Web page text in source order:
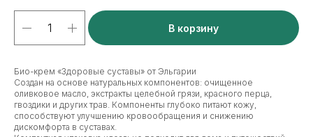
В корзину
Био-крем «Здоровые суставы» от Эльгарии
Создан на основе натуральных компонентов: очищенное
оливковое масло, экстракты целебной грязи, красного перца,
гвоздики и других трав. Компоненты глубоко питают кожу,
способствуют улучшению кровообращения и снижению
дискомфорта в суставах.